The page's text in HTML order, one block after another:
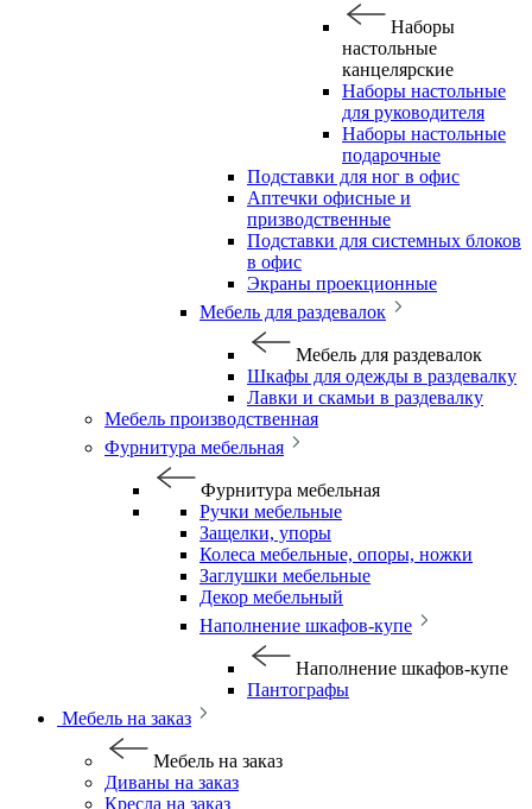
Наборы
настольные
канцелярские
Наборы настольные
для руководителя
Наборы настольные
подарочные
Подставки для ног в офис
Аптечки офисные и
призводственные
Подставки для системных блоков
в офис
Экраны проекционные
Мебель для раздевалок
Мебель для раздевалок
Шкафы для одежды в раздевалку
Лавки и скамьи в раздевалку
Мебель производственная
Фурнитура мебельная
Фурнитура мебельная
Ручки мебельные
Защелки, упоры
Колеса мебельные, опоры, ножки
Заглушки мебельные
Декор мебельный
Наполнение шкафов-купе
Наполнение шкафов-купе
Пантографы
Мебель на заказ
Мебель на заказ
Диваны на заказ
Кресла на заказ